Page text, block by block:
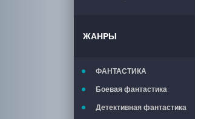
ЖАНРЫ
ФАНТАСТИКА
Боевая фантастика
Детективная фантастика